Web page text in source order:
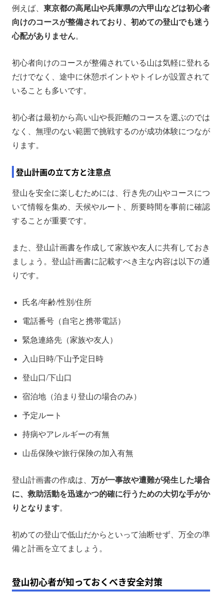
例えば、 東京都の高尾山や兵庫県の六甲山などは初心者
向けのコースが整備されており、初めての登山でも迷う
心配がありません。
初心者向けのコースが整備されている山は気軽に登れる
だけでなく、途中に休憩ポイントやトイレが設置されて
いることも多いです。
初心者は最初から高い山や長距離のコースを選ぶのでは
なく、無理のない範囲で挑戦するのが成功体験につなが
ります。
登山計画の立て方と注意点
登山を安全に楽しむためには、行き先の山やコースにつ
いて情報を集め、天候やルート、所要時間を事前に確認
することが重要です。
また、登山計画書を作成して家族や友人に共有しておき
ましょう。登山計画書に記載すべき主な内容は以下の通
りです。
氏名/年齢/性別/住所
電話番号（自宅と携帯電話）
緊急連絡先（家族や友人）
入山日時/下山予定日時
登山口/下山口
宿泊地（泊まり登山の場合のみ）
予定ルート
持病やアレルギーの有無
山岳保険や旅行保険の加入有無
登山計画書の作成は、 万が一事故や遭難が発生した場合
に、救助活動を迅速かつ的確に行うための大切な手がか
りとなります。
初めての登山で低山だからといって油断せず、万全の準
備と計画を立てましょう。
登山初心者が知っておくべき安全対策